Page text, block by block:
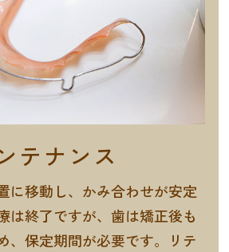
テナンス
に移動し、かみ合わせが安定
は終了ですが、歯は矯正後も
、保定期間が必要です。リテ